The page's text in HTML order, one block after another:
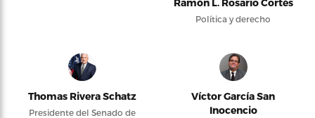
Ramón L. Rosario Cortés
Política y derecho
Thomas Rivera Schatz
Presidente del Senado de
Víctor García San
Inocencio